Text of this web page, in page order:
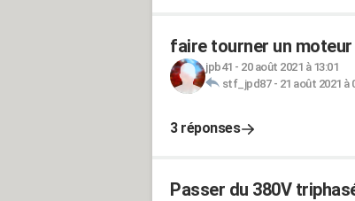
faire tourner un moteur
jpb41 - 20 août 2021 à 13:01
stf_jpd87- 21 août 2021 à
3 réponses
Passer du 380V